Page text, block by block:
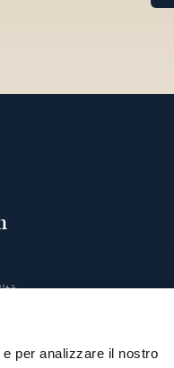
per analizzare il nostro